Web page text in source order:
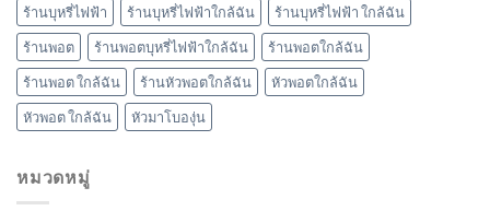
ร้านบุหรี่ไฟฟ้า
ร้านบุหรี่ไฟฟ้าใกล้ฉัน
ร้านบุหรี่ไฟฟ้า ใกล้ฉัน
ร้านพอต
ร้านพอตบุหรี่ไฟฟ้าใกล้ฉัน
ร้านพอตใกล้ฉัน
ร้านพอต ใกล้ฉัน
ร้านหัวพอตใกล้ฉัน
หัวพอตใกล้ฉัน
หัวพอต ใกล้ฉัน
หัวมาโบองุ่น
หมวดหมู่